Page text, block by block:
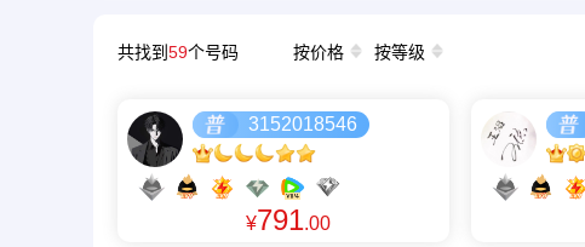
共找到 59个号码 按价格 按等级
3152018546
¥791.00